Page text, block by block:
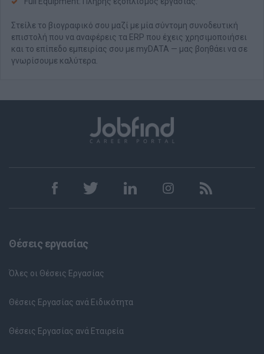
Στείλε το βιογραφικό σου μαζί με μία σύντομη συνοδευτική
επιστολή που να αναφέρεις τα ERP που έχεις χρησιμοποιήσει
και το επίπεδο εμπειρίας σου με myDATA — μας βοηθάει να σε
γνωρίσουμε καλύτερα.
Θέσεις εργασίας
Όλες οι Θέσεις Εργασίας
Θέσεις Εργασίας ανά Ειδικότητα
Θέσεις Εργασίας ανά Εταιρεία